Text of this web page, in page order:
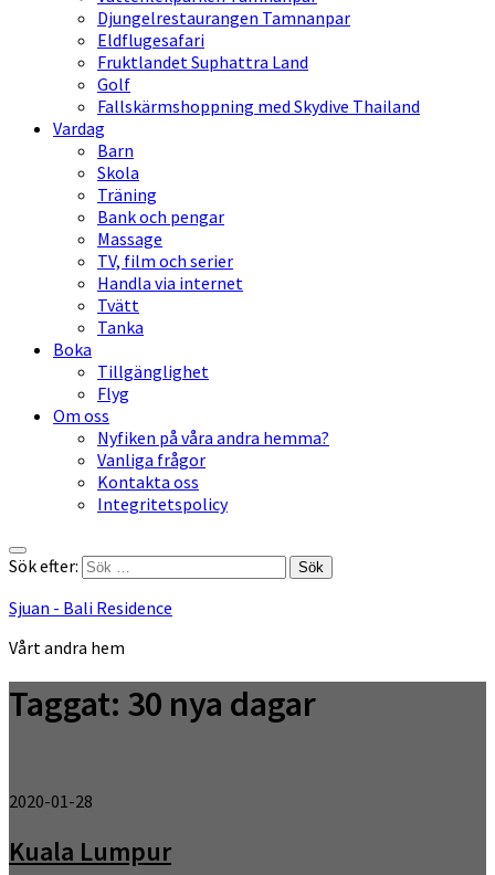
Djungelrestaurangen Tamnanpar
Eldflugesafari
Fruktlandet Suphattra Land
Golf
Fallskärmshoppning med Skydive Thailand
Vardag
Barn
Skola
Träning
Bank och pengar
Massage
TV, film och serier
Handla via internet
Tvätt
Tanka
Boka
Tillgänglighet
Flyg
Om oss
Nyfiken på våra andra hemma?
Vanliga frågor
Kontakta oss
Integritetspolicy
Sök efter:
Sjuan - Bali Residence
Vårt andra hem
Taggat: 30 nya dagar
2020-01-28
Kuala Lumpur